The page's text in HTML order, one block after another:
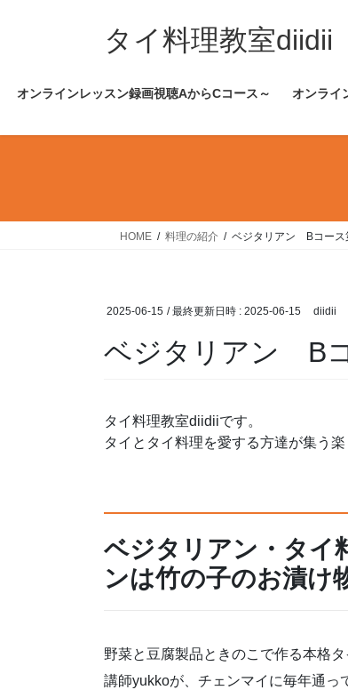
ス
ン
タイ料理教室diidii
オンラインレッスン録画視聴AからCコース～ オンライ
HOME 料理の紹介 ベジタリアン Bコー
2025-06-15 / 最終更新日時 : 2025-06-15 diidii
ベジタリアン B
タイ料理教室diidiiです。
タイとタイ料理を愛する方達が集う楽
ベジタリアン・タ
ンは竹の子のお漬
野菜と豆腐製品ときのこで作る本格タ
講師yukkoが、チェンマイに毎年通っ